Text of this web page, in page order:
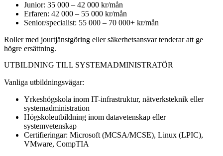
Junior: 35 000 – 42 000 kr/mån
Erfaren: 42 000 – 55 000 kr/mån
Senior/specialist: 55 000 – 70 000+ kr/mån
Roller med jourtjänstgöring eller säkerhetsansvar tenderar att ge
högre ersättning.
UTBILDNING TILL SYSTEMADMINISTRATÖR
Vanliga utbildningsvägar:
Yrkeshögskola inom IT-infrastruktur, nätverksteknik eller
systemadministration
Högskoleutbildning inom datavetenskap eller
systemvetenskap
Certifieringar: Microsoft (MCSA/MCSE), Linux (LPIC),
VMware, CompTIA